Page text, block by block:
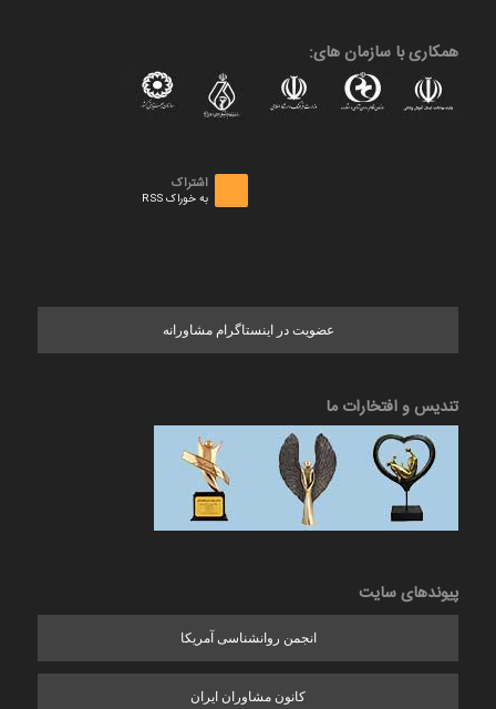
همکاری با سازمان های:
اشتراک
به خوراک RSS
عضویت در اینستاگرام مشاورانه
تندیس و افتخارات ما
پیوندهای سایت
انجمن روانشناسی آمریکا
کانون مشاوران ایران